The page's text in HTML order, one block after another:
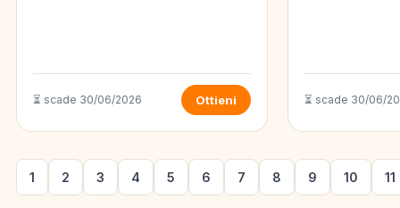
⏳ scade 30/06/2026 Ottieni ⏳ scade 30/06/
1 2 3 4 5 6 7 8 9 10 11